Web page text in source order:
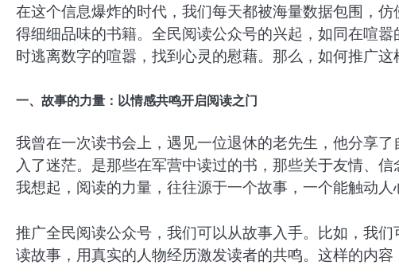
在这个信息爆炸的时代，我们每天都被海量数据包围，
得细细品味的书籍。全民阅读公众号的兴起，如同在喧
时逃离数字的喧嚣，找到心灵的慰藉。那么，如何推广
一、故事的力量：以情感共鸣开启阅读之门
我曾在一次读书会上，遇见一位退休的老先生，他分享
入了迷茫。是那些在军营中读过的书，那些关于友情、
我想起，阅读的力量，往往源于一个故事，一个能触动人
推广全民阅读公众号，我们可以从故事入手。比如，我
读故事，用真实的人物经历激发读者的共鸣。这样的内